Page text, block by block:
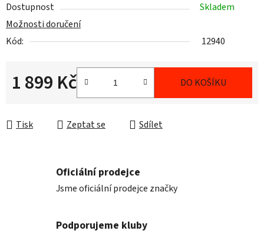
Dostupnost
Skladem
Možnosti doručení
Kód:
12940
1 899 Kč DO KOŠÍKU
Tisk Zeptat se Sdílet
Oficiální prodejce
Jsme oficiální prodejce značky
Podporujeme kluby